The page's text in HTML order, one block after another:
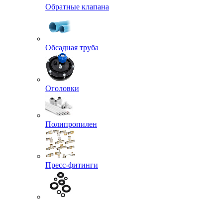
Обратные клапана
Обсадная труба
Оголовки
Полипропилен
Пресс-фитинги